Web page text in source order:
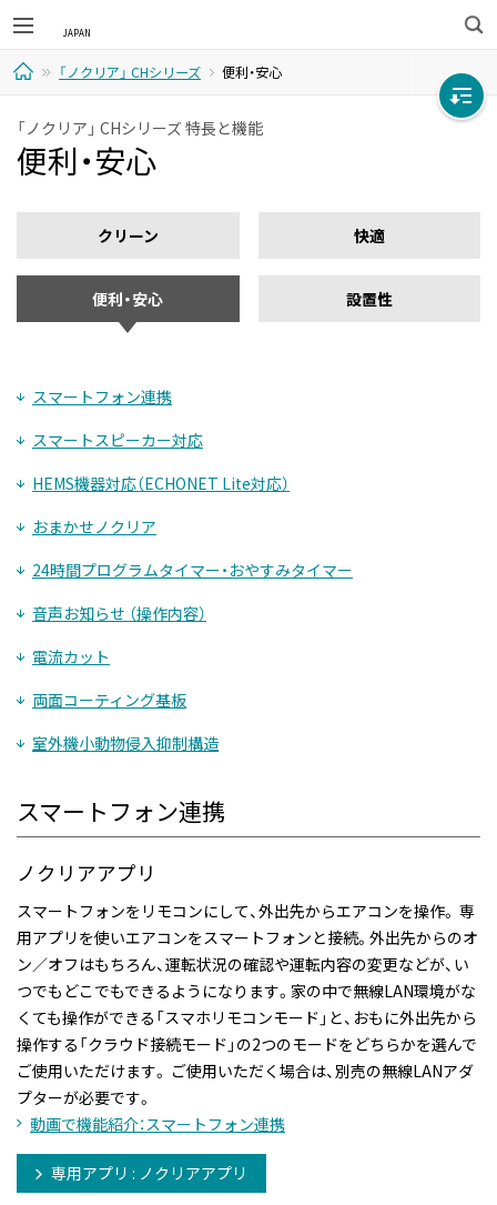
検
索
ー
「ノクリア」 CHシリーズ 便利・安心
「ノクリア」 CHシリーズ 特長と機能
便利・安心
クリーン 快適
便利・安心 設置性
スマートフォン連携
スマートスピーカー対応
HEMS機器対応（ECHONET Lite対応）
おまかせノクリア
24時間プログラムタイマー・おやすみタイマー
音声お知らせ （操作内容）
電流カット
両面コーティング基板
室外機小動物侵入抑制構造
スマートフォン連携
ノクリアアプリ
スマートフォンをリモコンにして、外出先からエアコンを操作。 専
用アプリを使いエアコンをスマートフォンと接続。外出先からのオ
ン／オフはもちろん、運転状況の確認や運転内容の変更などが、い
つでもどこでもできるようになります。家の中で無線LAN環境がな
くても操作ができる「スマホリモコンモード」と、おもに外出先から
操作する「クラウド接続モード」の2つのモードをどちらかを選んで
ご使用いただけます。 ご使用いただく場合は、別売の無線LANアダ
プターが必要です。
動画で機能紹介：スマートフォン連携
専用アプリ : ノクリアアプリ